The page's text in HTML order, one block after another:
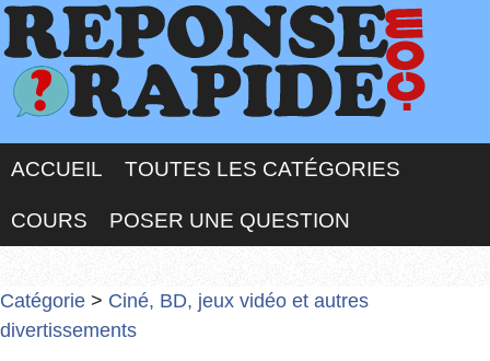
ACCUEIL TOUTES LES CATÉGORIES
COURS POSER UNE QUESTION
Catégorie > Ciné, BD, jeux vidéo et autres
divertissements